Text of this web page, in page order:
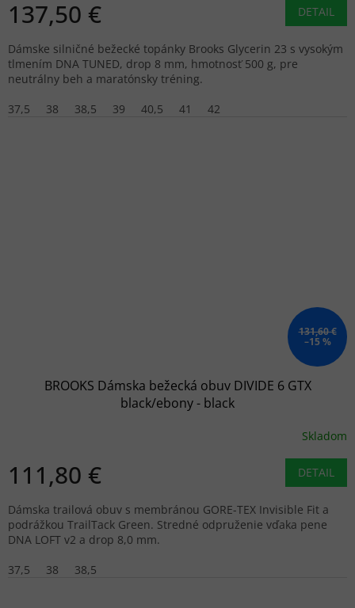
137,50 € DETAIL
Dámske silničné bežecké topánky Brooks Glycerin 23 s vysokým
tlmením DNA TUNED, drop 8 mm, hmotnosť 500 g, pre
neutrálny beh a maratónsky tréning.
37,5
38 38,5 39 40,5 41 42
131,60 €
–15 %
BROOKS Dámska bežecká obuv DIVIDE 6 GTX
black/ebony - black
Skladom
111,80 € DETAIL
Dámska trailová obuv s membránou GORE-TEX Invisible Fit a
podrážkou TrailTack Green. Stredné odpruženie vďaka pene
DNA LOFT v2 a drop 8,0 mm.
37,5
38 38,5